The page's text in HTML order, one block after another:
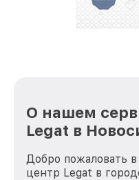
О нашем
Legat в
Добро пожаловать
центр Legat в